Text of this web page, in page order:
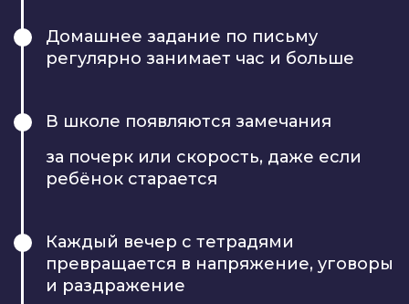
Домашнее задание по письму
регулярно занимает час и больше
В школе появляются замечания
за почерк или скорость, даже если
ребёнок старается
Каждый вечер с тетрадями
превращается в напряжение, уговоры
и раздражение